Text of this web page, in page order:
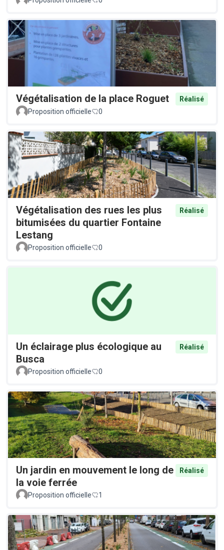
Végétalisation de la place Roguet
Réalisé
Proposition officielle
0
Végétalisation des rues les plus
bitumisées du quartier Fontaine
Lestang
Réalisé
Proposition officielle 0
Un éclairage plus écologique au
Busca
Réalisé
Proposition officielle 0
Un jardin en mouvement le long de
la voie ferrée
Réalisé
Proposition officielle 1